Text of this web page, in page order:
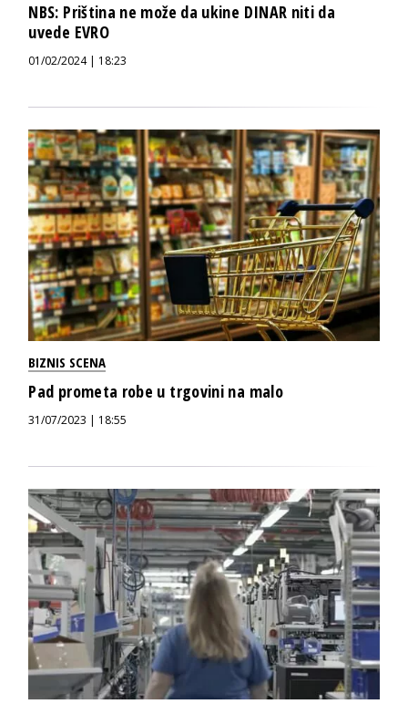
NBS: Priština ne može da ukine DINAR niti da
uvede EVRO
01/02/2024 | 18:23
BIZNIS SCENA
Pad prometa robe u trgovini na malo
31/07/2023 | 18:55